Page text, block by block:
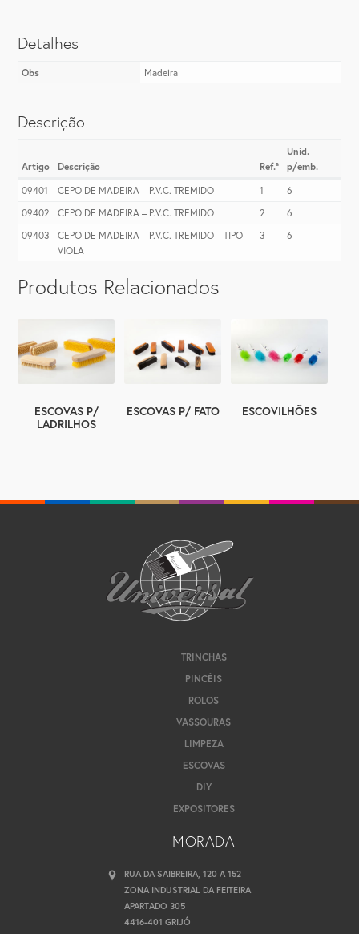
Detalhes
Obs Madeira
Descrição
Artigo Descrição Ref.ª
Unid.
p/emb.
09401
CEPO DE MADEIRA – P.V.C. TREMIDO 1
6
09402
CEPO DE MADEIRA – P.V.C. TREMIDO 2
6
09403
CEPO DE MADEIRA – P.V.C. TREMIDO – TIPO
VIOLA
3 6
Produtos Relacionados
ESCOVAS P/
LADRILHOS
ESCOVAS P/ FATO ESCOVILHÕES
TRINCHAS
PINCÉIS
ROLOS
VASSOURAS
LIMPEZA
ESCOVAS
DIY
EXPOSITORES
MORADA
RUA DA SAIBREIRA, 120 A 152
ZONA INDUSTRIAL DA FEITEIRA
APARTADO 305
4416-401 GRIJÓ